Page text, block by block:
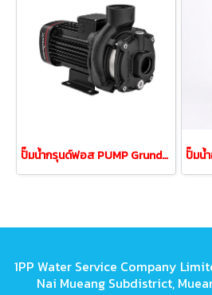
ปั๊มน้ำกรุนด์ฟอส PUMP Grundfos รุ่น CM10-2 1.5Kw 380V
1PP Water Service Company
Nai Mueang Subdistrict,